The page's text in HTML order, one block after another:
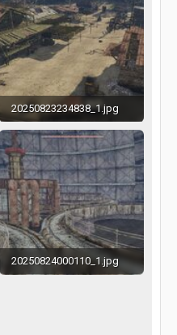
20250823234838_1.jpg
619.4 KB · Просмотры: 267
20250824000110_1.jpg